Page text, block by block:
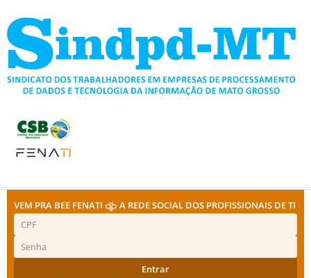
para
conteúdo
VEM PRA BEE FENATI A REDE SOCIAL DOS PROFISSIONAIS DE TI
Entrar